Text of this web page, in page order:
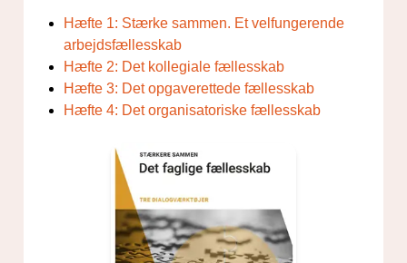
Hæfte 1: Stærke sammen. Et velfungerende
arbejdsfællesskab
Hæfte 2: Det kollegiale fællesskab
Hæfte 3: Det opgaverettede fællesskab
Hæfte 4: Det organisatoriske fællesskab